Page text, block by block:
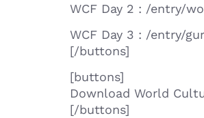
WCF Day 2 : /entry/
WCF Day 3 : /entry/
[/buttons]
[buttons]
Download World
[/buttons]